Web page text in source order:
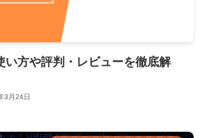
い方や評判・レビューを徹底解
3月24日